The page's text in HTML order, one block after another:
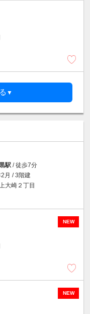
▼
駅 / 徒歩7分
月 / 3階建
大崎２丁目
NEW
NEW